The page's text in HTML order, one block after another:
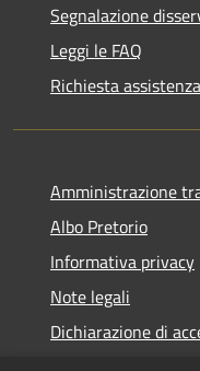
Segnalazione
Leggi le FAQ
Richiesta assistenza
Amministrazione
Albo Pretorio
Informativa privacy
Note legali
Dichiarazione di